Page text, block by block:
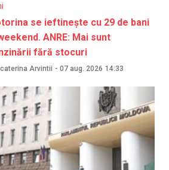
se ieftinește cu 29 de bani
ANRE: Mai sunt
fără stocuri
Arvintii - 07 aug. 2026 14:33